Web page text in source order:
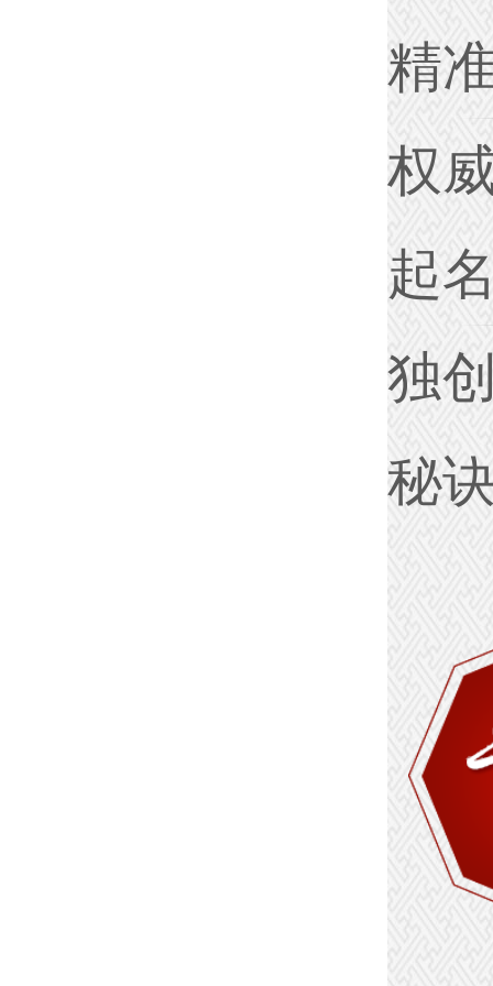
精
权
起
独
秘